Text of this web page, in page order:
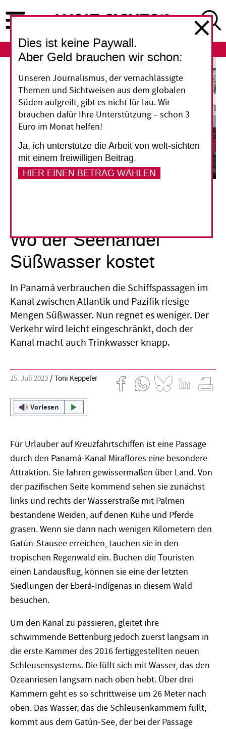
zum
Inhalt
ABO
Wo der Seehandel
Süßwasser kostet
In Panamá verbrauchen die Schiffspassagen im
Kanal zwischen Atlantik und Pazifik riesige
Mengen Süßwasser. Nun regnet es weniger. Der
Verkehr wird leicht eingeschränkt, doch der
Kanal macht auch Trinkwasser knapp.
25. Juli 2023 Toni Keppeler
Vorlesen
Für Urlauber auf Kreuzfahrtschiffen ist eine Passage
durch den Panamá-Kanal Miraflores eine besondere
Attraktion. Sie fahren gewissermaßen über Land. Von
der pazifischen Seite kommend sehen sie zunächst
links und rechts der Wasserstraße mit Palmen
bestandene Weiden, auf denen Kühe und Pferde
grasen. Wenn sie dann nach wenigen Kilometern den
Gatún-Stausee erreichen, tauchen sie in den
tropischen Regenwald ein. Buchen die Touristen
einen Landausflug, können sie eine der letzten
Siedlungen der Eberá-Indígenas in diesem Wald
besuchen.
Um den Kanal zu passieren, gleitet ihre
schwimmende Bettenburg jedoch zuerst langsam in
die erste Kammer des 2016 fertiggestellten neuen
Schleusensystems. Die füllt sich mit Wasser, das den
Ozeanriesen langsam nach oben hebt. Über drei
Kammern geht es so schrittweise um 26 Meter nach
oben. Das Wasser, das die Schleusenkammern füllt,
kommt aus dem Gatún-See, der bei der Passage
Dies ist keine Paywall.
Aber Geld brauchen wir schon:
Unseren Journalismus, der vernachlässigte
Themen und Sichtweisen aus dem globalen
Süden aufgreift, gibt es nicht für lau. Wir
brauchen dafür Ihre Unterstützung – schon 3
Euro im Monat helfen!
Ja, ich unterstütze die Arbeit von welt-sichten
mit einem freiwilligen Beitrag.
HIER EINEN BETRAG WÄHLEN